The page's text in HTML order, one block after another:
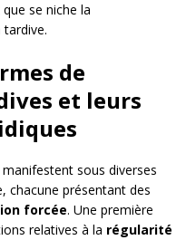
se niche la
de
et leurs
manifestent sous diverses
chacune présentant des
forcée. Une première
relatives à la régularité